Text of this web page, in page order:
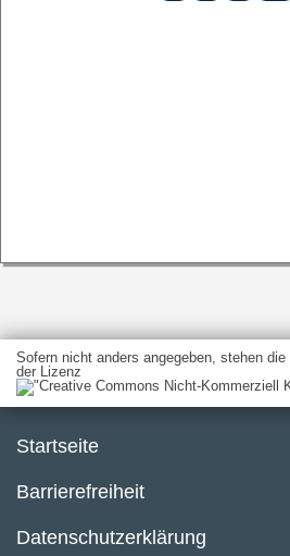
Sofern nicht anders angegeben, stehen
der Lizenz
Startseite
Barrierefreiheit
Datenschutzerklärung